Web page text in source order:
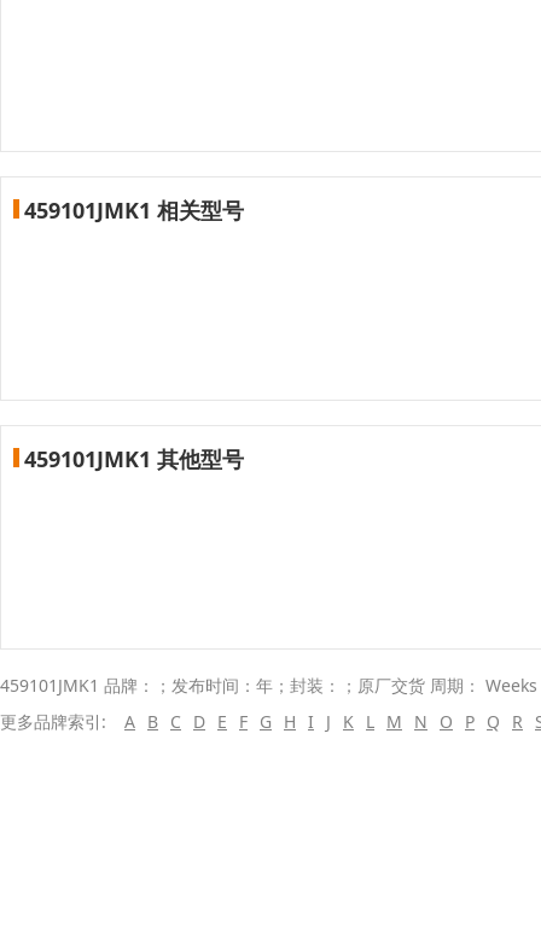
459101JMK1 相关型号
459101JMK1 其他型号
459101JMK1 品牌：；发布时间：年；封装：；原厂交货 周期：
更多品牌索引:
A B C D E F G H I J K L M N O P Q R